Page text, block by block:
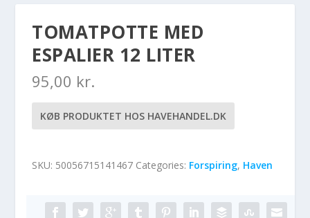
TOMATPOTTE MED
ESPALIER 12 LITER
95,00 kr.
KØB PRODUKTET HOS HAVEHANDEL.DK
SKU: 50056715141467 Categories: Forspiring, Haven